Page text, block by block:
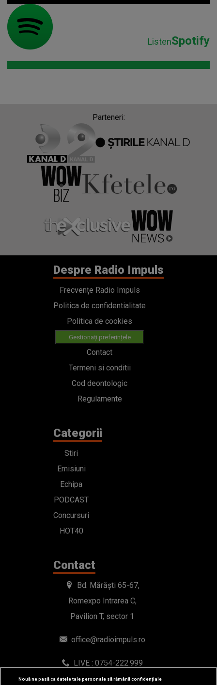
ListenSpotify
Parteneri:
Despre Radio Impuls
Frecvențe Radio Impuls
Politica de confidentialitate
Politica de cookies
Gestionați preferințele
Contact
Termeni si conditii
Cod deontologic
Regulamente
Categorii
Stiri
Emisiuni
Echipa
PODCAST
Concursuri
HOT40
Contact
Bd. Mărăști 65-67,
Romexpo Intrarea C,
Pavilion T, sector 1
office@radioimpuls.ro
LIVE : 0754-222.999
WhatsApp: 0754-222.999
Nouă ne pasă ca datele tale personale să rămână confidențiale